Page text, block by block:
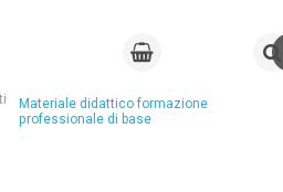
Materiale didattico formazione
professionale di base